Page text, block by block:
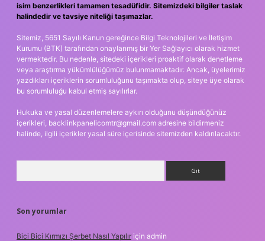
isim benzerlikleri tamamen tesadüfidir. Sitemizdeki bilgiler taslak
halindedir ve tavsiye niteliği taşımazlar.
Sitemiz, 5651 Sayılı Kanun gereğince Bilgi Teknolojileri ve İletişim
Kurumu (BTK) tarafından onaylanmış bir Yer Sağlayıcı olarak hizmet
vermektedir. Bu nedenle, sitedeki içerikleri proaktif olarak denetleme
veya araştırma yükümlülüğümüz bulunmamaktadır. Ancak, üyelerimiz
yazdıkları içeriklerin sorumluluğunu taşımakta olup, siteye üye olarak
bu sorumluluğu kabul etmiş sayılırlar.
Hukuka ve yasal düzenlemelere aykırı olduğunu düşündüğünüz
içerikleri, backlinkpanelicomtr@gmail.com adresine bildirmeniz
halinde, ilgili içerikler yasal süre içerisinde sitemizden kaldırılacaktır.
Son yorumlar
Bici Bici Kırmızı Şerbet Nasıl Yapılır için admin